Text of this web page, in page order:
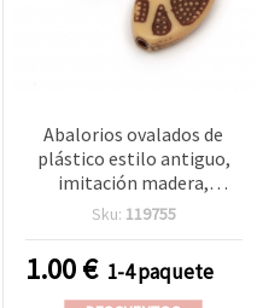
Abalorios ovalados de
plástico estilo antiguo,
imitación madera,
21x12x5 mm, agujero 2
Sku: 119755
1.00€ 1-4 paquete